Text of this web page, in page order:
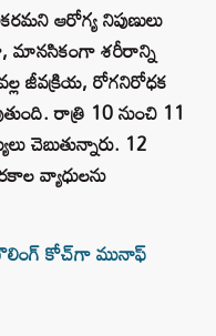
ఆరోగ్య నిపుణులు
మానసికంగా శరీరాన్ని
జీవక్రియ, రోగనిరోధక
రాత్రి 10 నుంచి 11
చెబుతున్నారు. 12
వ్యాధులను
బౌలింగ్ కోచ్‌గా మునాఫ్